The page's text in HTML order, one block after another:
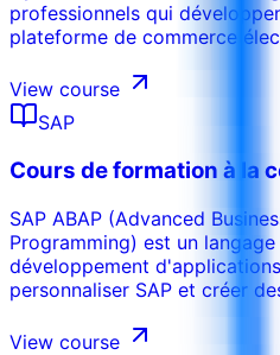
professionnels qui
plateforme de commerce
l'architecture et les
construire et personnaliser
Commerce.
View course
SAP
Cours de formation à la
SAP ABAP (Advanced
Programming) est un
développement
personnaliser SAP et créer
dorsale de la logique
View course